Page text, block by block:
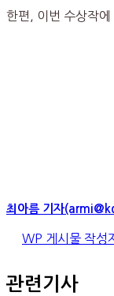
한편, 이번 수상작
최아름 기자
WP 게시물 작성
관련기사